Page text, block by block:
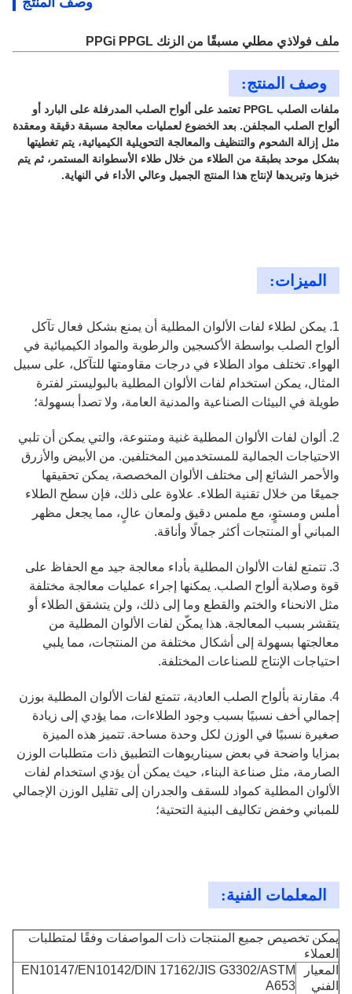
ملف فولاذي مطلي مسبقًا من الزنك PPGi PPGL
وصف المنتج:
ملفات الصلب PPGL تعتمد على ألواح الصلب المدرفلة على البارد أو
ألواح الصلب المجلفن. بعد الخضوع لعمليات معالجة مسبقة دقيقة ومعقدة
مثل إزالة الشحوم والتنظيف والمعالجة التحويلية الكيميائية، يتم تغطيتها
بشكل موحد بطبقة من الطلاء من خلال طلاء الأسطوانة المستمر، ثم يتم
خبزها وتبريدها لإنتاج هذا المنتج الجميل وعالي الأداء في النهاية.
الميزات:
1. يمكن لطلاء لفات الألوان المطلية أن يمنع بشكل فعال تآكل
ألواح الصلب بواسطة الأكسجين والرطوبة والمواد الكيميائية في
الهواء. تختلف مواد الطلاء في درجات مقاومتها للتآكل، على سبيل
المثال، يمكن استخدام لفات الألوان المطلية بالبوليستر لفترة
طويلة في البيئات الصناعية والمدنية العامة، ولا تصدأ بسهولة؛
2. ألوان لفات الألوان المطلية غنية ومتنوعة، والتي يمكن أن تلبي
الاحتياجات الجمالية للمستخدمين المختلفين. من الأبيض والأزرق
والأحمر الشائع إلى مختلف الألوان المخصصة، يمكن تحقيقها
جميعًا من خلال تقنية الطلاء. علاوة على ذلك، فإن سطح الطلاء
أملس ومستوٍ، مع ملمس دقيق ولمعان عالٍ، مما يجعل مظهر
المباني أو المنتجات أكثر جمالًا وأناقة.
3. تتمتع لفات الألوان المطلية بأداء معالجة جيد مع الحفاظ على
قوة وصلابة ألواح الصلب. يمكنها إجراء عمليات معالجة مختلفة
مثل الانحناء والختم والقطع وما إلى ذلك، ولن يتشقق الطلاء أو
يتقشر بسبب المعالجة. هذا يمكّن لفات الألوان المطلية من
معالجتها بسهولة إلى أشكال مختلفة من المنتجات، مما يلبي
احتياجات الإنتاج للصناعات المختلفة.
4. مقارنة بألواح الصلب العادية، تتمتع لفات الألوان المطلية بوزن
إجمالي أخف نسبيًا بسبب وجود الطلاءات، مما يؤدي إلى زيادة
صغيرة نسبيًا في الوزن لكل وحدة مساحة. تتميز هذه الميزة
بمزايا واضحة في بعض سيناريوهات التطبيق ذات متطلبات الوزن
الصارمة، مثل صناعة البناء، حيث يمكن أن يؤدي استخدام لفات
الألوان المطلية كمواد للسقف والجدران إلى تقليل الوزن الإجمالي
للمباني وخفض تكاليف البنية التحتية؛
المعلمات الفنية:
يمكن تخصيص جميع المنتجات ذات المواصفات وفقًا لمتطلبات
العملاء
المعيار
الفني
EN10147/EN10142/DIN 17162/JIS G3302/ASTM
A653